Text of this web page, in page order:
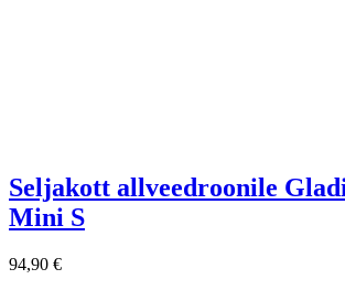
Seljakott allveedroonile
Mini S
94,90 €